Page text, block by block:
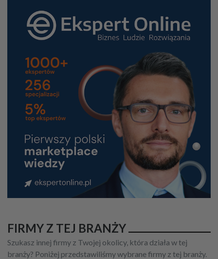
FIRMY Z TEJ BRANŻY
Szukasz innej firmy z Twojej okolicy, która działa w tej
branży? Poniżej przedstawiliśmy wybrane firmy z tej branży.